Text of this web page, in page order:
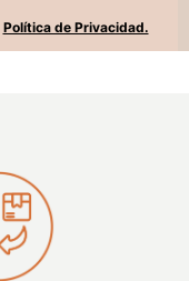
Política de Privacidad.